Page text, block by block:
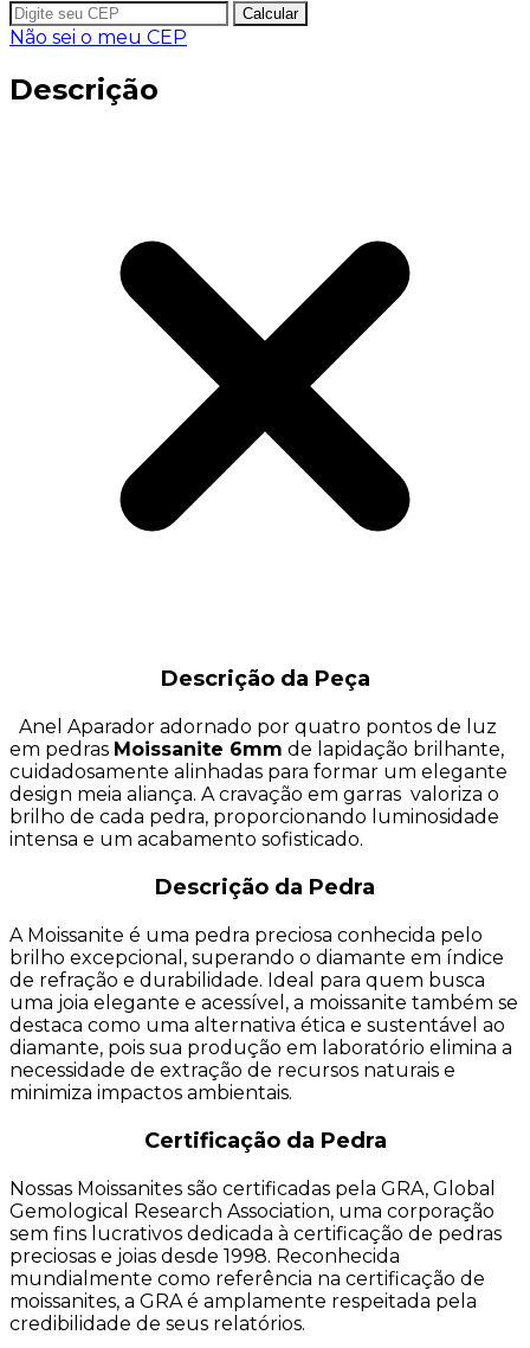
Calcular
Não sei o meu CEP
Descrição
Descrição da Peça
Anel Aparador adornado por quatro pontos de luz
em pedras Moissanite 6mm de lapidação brilhante,
cuidadosamente alinhadas para formar um elegante
design meia aliança. A cravação em garras valoriza o
brilho de cada pedra, proporcionando luminosidade
intensa e um acabamento sofisticado.
Descrição da Pedra
A Moissanite é uma pedra preciosa conhecida pelo
brilho excepcional, superando o diamante em índice
de refração e durabilidade. Ideal para quem busca
uma joia elegante e acessível, a moissanite também se
destaca como uma alternativa ética e sustentável ao
diamante, pois sua produção em laboratório elimina a
necessidade de extração de recursos naturais e
minimiza impactos ambientais.
Certificação da Pedra
Nossas Moissanites são certificadas pela GRA, Global
Gemological Research Association, uma corporação
sem fins lucrativos dedicada à certificação de pedras
preciosas e joias desde 1998. Reconhecida
mundialmente como referência na certificação de
moissanites, a GRA é amplamente respeitada pela
credibilidade de seus relatórios.